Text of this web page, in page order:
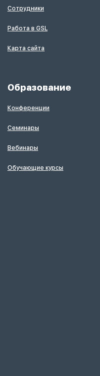
Сотрудники
Работа в GSL
Карта сайта
Образование
Конференции
Семинары
Вебинары
Обучающие курсы